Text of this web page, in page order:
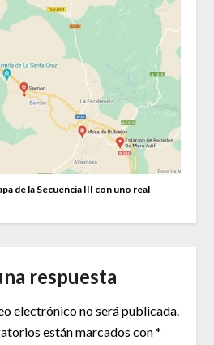
de la Secuencia III con uno real
respuesta
electrónico no será publicada.
están marcados con*